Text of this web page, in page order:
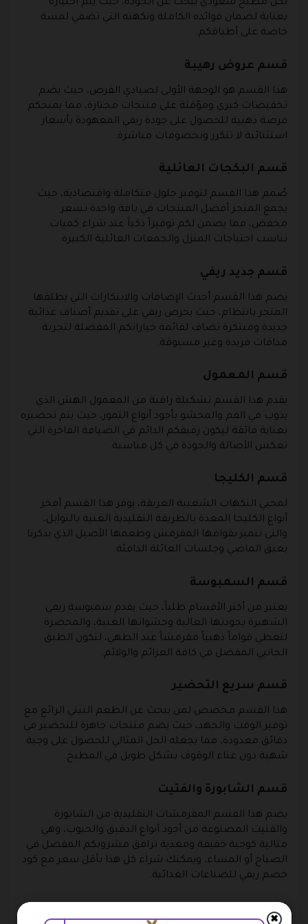
لكل مطبخ سعودي يبحث عن الجودة، حيث يتم اختياره
بعناية لضمان فوائده الكاملة ونكهته التي تضفي لمسة
خاصة على أطباقكم.
قسم عروض رهيبة
هذا القسم هو الوجهة الأولى لصيادي الفرص، حيث يضم
تخفيضات كبرى ومؤقتة على منتجات مختارة، مما يمنحكم
فرصة ذهبية للحصول على جودة ريفي المعهودة بأسعار
استثنائية لا تتكرر وبخصومات مباشرة.
قسم البكجات العائلية
صُمم هذا القسم لتوفير حلول متكاملة واقتصادية، حيث
يجمع المتجر أفضل المنتجات في باقة واحدة بسعر
مخفض، مما يضمن لكم توفيراً ذكياً عند شراء كميات
تناسب احتياجات المنزل والجمعات العائلية الكبيرة.
قسم جديد ريفي
يضم هذا القسم أحدث الإضافات والابتكارات التي يطلقها
المتجر بانتظام، حيث يحرص ريفي على تقديم أصناف غذائية
جديدة ومبتكرة تضاف لقائمة خياراتكم المفضلة لتجربة
مذاقات فريدة وغير مسبوقة.
قسم المعمول
يقدم هذا القسم تشكيلة راقية من المعمول الهش الذي
يذوب في الفم والمحشو بأجود أنواع التمور، حيث يتم تحضيره
بعناية فائقة ليكون رفيقكم الدائم في الضيافة الفاخرة التي
تعكس الأصالة والجودة في كل مناسبة.
قسم الكليجا
لمحبي النكهات الشعبية العريقة، يوفر هذا القسم أفخر
أنواع الكليجا المعدة بالطريقة التقليدية الغنية بالتوابل،
والتي تتميز بقوامها المقرمش وطعمها الأصيل الذي يذكرنا
بعبق الماضي وجلسات العائلة الدافئة.
قسم السمبوسة
يعتبر من أكثر الأقسام طلباً، حيث يقدم سمبوسة ريفي
الشهيرة بجودتها العالية وحشواتها الغنية، والمحضرة
لتعطي قواماً ذهبياً مقرمشاً عند الطهي، لتكون الطبق
الجانبي المفضل في كافة العزائم والولائم.
قسم سريع التحضير
هذا القسم مخصص لمن يبحث عن الطعم البيتي الرائع مع
توفير الوقت والجهد، حيث يضم منتجات جاهزة للتحضير في
دقائق معدودة، مما يجعله الحل المثالي للحصول على وجبة
شهية دون عناء الوقوف بشكل طويل في المطبخ.
قسم الشابورة والفتيت
يضم هذا القسم المقرمشات التقليدية من الشابورة
والفتيت المصنوعة من أجود أنواع الدقيق والحبوب، وهي
مثالية كوجبة خفيفة ومغذية ترافق مشروبكم المفضل في
الصباح أو المساء، ويمكنك شراء كل هذا بأقل سعر مع كود
خصم ريفي للصناعات الغذائية.
كيفية عمل حساب على متجر ريفي
✖